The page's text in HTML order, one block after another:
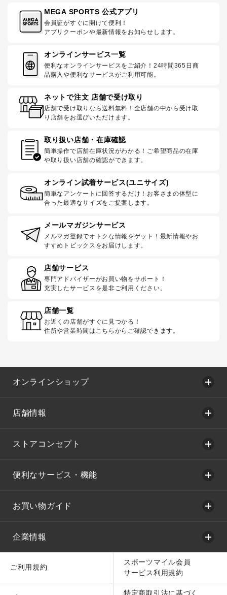
MEGA SPORTS 公式アプリ
会員証がすぐに開けて便利！
アプリクーポンや最新情報をお知らせします。
オンラインサービス一覧
便利なオンラインサービスをご紹介！24時間365日商
品購入や便利なサービスがご利用可能。
ネットで注文 店舗で受け取り
店舗で受け取りなら送料無料！全店舗の中から受け取
り店舗をお選びいただけます。
取り扱い店舗・在庫確認
簡単操作で店舗在庫状況がわかる！ご希望商品の在庫
や取り扱い店舗の確認ができます。
オンライン試着サービス(ユニサイズ)
簡単なアンケートに回答するだけ！お客さまの体型に
合った最適なサイズをご提案します。
メールマガジンサービス
メルマガ登録でオトクな情報をゲット！最新情報やお
すすめトピックスをお届けします。
店舗サービス
専門アドバイザーがお買い物をサポート！
充実したサービスを是非ご利用ください。
店舗一覧
お近くの店舗がすぐに見つかる！
住所や営業時間はこちらからご確認できます。
オンラインショップ
店舗情報
ストアコンセプト
便利なサービス・機能
お買い物ガイド
企業情報
ご利用規約
スポーツマイル会員
サービス利用規約
特定商取引法に基づく